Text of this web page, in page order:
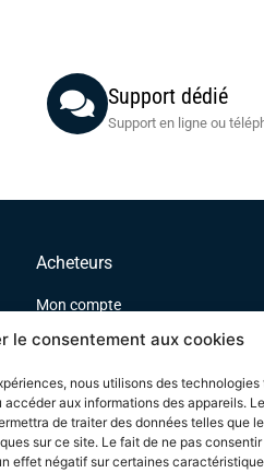
le consentement aux cookies
nous utilisons des technologies
aux informations des appareils.
de traiter des données telles que
sur ce site. Le fait de ne pas
effet négatif sur certaines
Support dédié
Support en ligne ou
Acheteurs
Mon compte
Conditions Générales Acheteurs